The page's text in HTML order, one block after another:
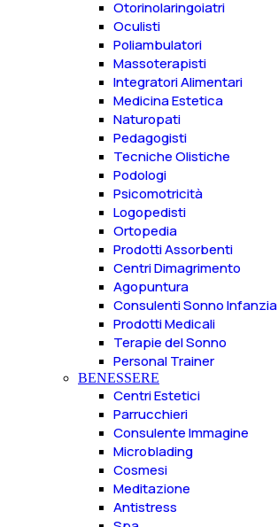
Otorinolaringoiatri
Oculisti
Poliambulatori
Massoterapisti
Integratori Alimentari
Medicina Estetica
Naturopati
Pedagogisti
Tecniche Olistiche
Podologi
Psicomotricità
Logopedisti
Ortopedia
Prodotti Assorbenti
Centri Dimagrimento
Agopuntura
Consulenti Sonno Infanzia
Prodotti Medicali
Terapie del Sonno
Personal Trainer
BENESSERE
Centri Estetici
Parrucchieri
Consulente Immagine
Microblading
Cosmesi
Meditazione
Antistress